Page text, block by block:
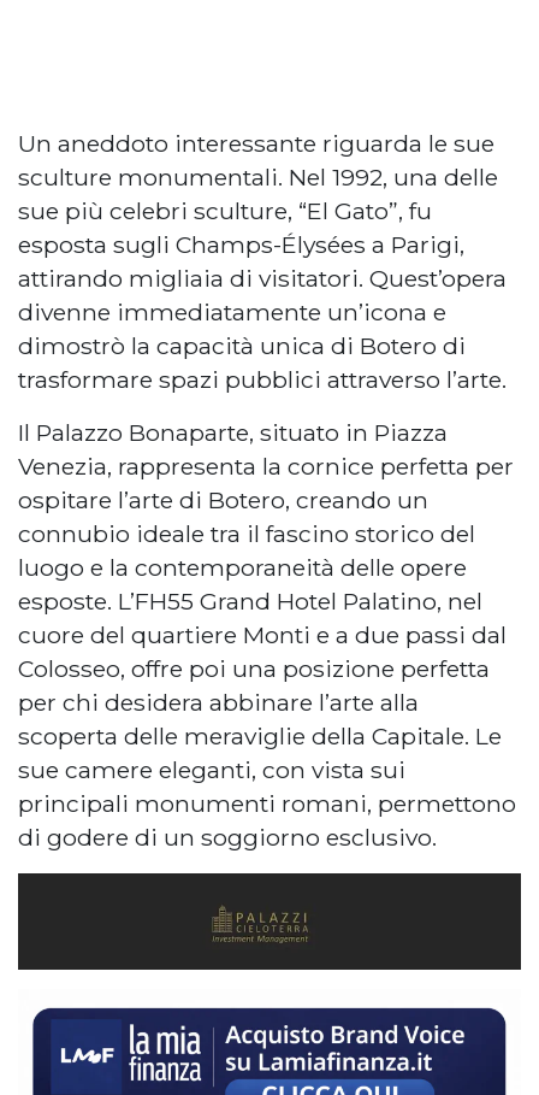
Un aneddoto interessante riguarda le sue
sculture monumentali. Nel 1992, una delle
sue più celebri sculture, “El Gato”, fu
esposta sugli Champs-Élysées a Parigi,
attirando migliaia di visitatori. Quest’opera
divenne immediatamente un’icona e
dimostrò la capacità unica di Botero di
trasformare spazi pubblici attraverso l’arte.
Il Palazzo Bonaparte, situato in Piazza
Venezia, rappresenta la cornice perfetta per
ospitare l’arte di Botero, creando un
connubio ideale tra il fascino storico del
luogo e la contemporaneità delle opere
esposte. L’FH55 Grand Hotel Palatino, nel
cuore del quartiere Monti e a due passi dal
Colosseo, offre poi una posizione perfetta
per chi desidera abbinare l’arte alla
scoperta delle meraviglie della Capitale. Le
sue camere eleganti, con vista sui
principali monumenti romani, permettono
di godere di un soggiorno esclusivo.